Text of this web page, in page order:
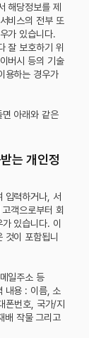
해당정보를 제
비스의 전부 또
가 있습니다.
잘 보호하기 위
버시 등의 기술
용하는 경우가
면 아래와 같은
는 개인정
입력하거나, 서
객으로부터 회
있습니다. 이
것이 포함됩니
일주소 등
내용 : 이름, 소
폰번호, 국가/지
배 작물 그리고